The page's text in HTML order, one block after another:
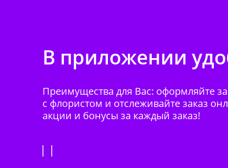
В приложении
Преимущества для Вас: оформляйте
с флористом и отслеживайте заказ
акции и бонусы за каждый заказ!